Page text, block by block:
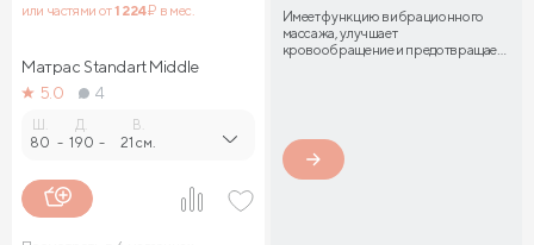
или частями от1 224₽ в мес.
Матрас Standart Middle
5.0
4
80 -
Д.
190 -
В.
21 см.
Имеет функцию вибрационного
массажа, улучшает
кровообращение и предотвращает